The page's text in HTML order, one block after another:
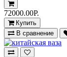
72000.00Р.
Купить
В сравнение